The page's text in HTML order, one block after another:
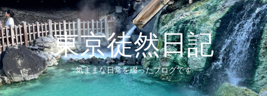
東京徒然日記
気ままな日常を綴ったブログです